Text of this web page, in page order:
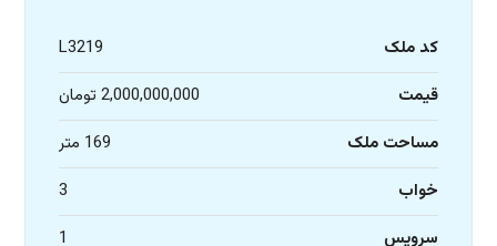
کد ملک
L3219
قیمت
2,000,000,000 تومان
مساحت ملک
169 متر
خواب
3
سرویس
1